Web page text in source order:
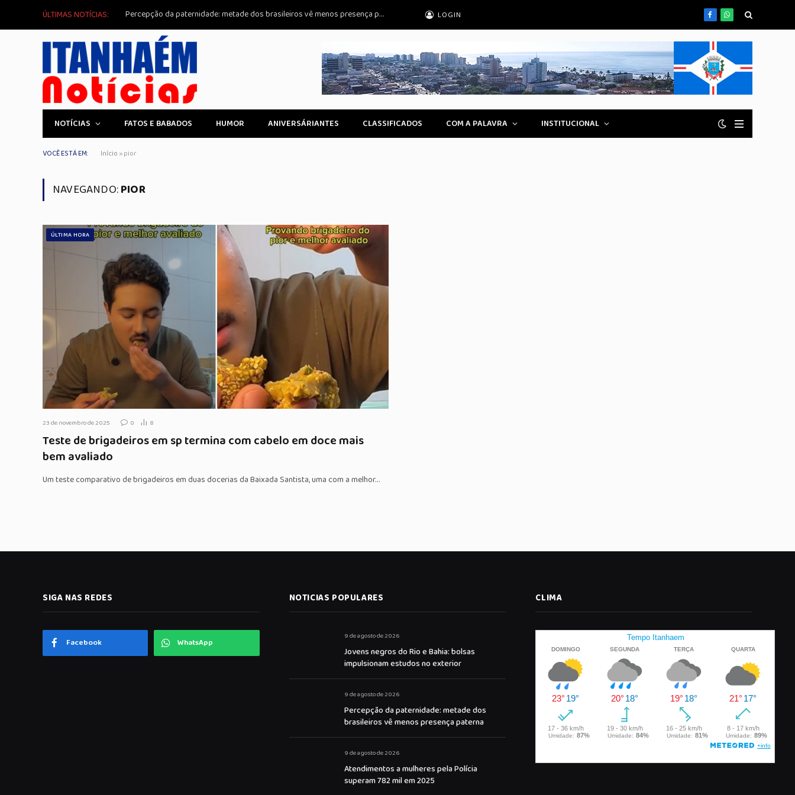
ÚLTIMAS NOTÍCIAS: Percepção da paternidade: metade dos brasileiros vê menos presença paterna LOGIN FacebookWhatsApp
NOTÍCIAS FATOS E BABADOS HUMOR ANIVERSÁRIANTES CLASSIFICADOS COM A PALAVRA INSTITUCIONAL
VOCÊ ESTÁ EM: Início »pior
NAVEGANDO:PIOR
ÚLTIMA HORA
23 de novembro de 2025 0 8
Teste de brigadeiros em sp termina com cabelo em doce mais
bem avaliado
Um teste comparativo de brigadeiros em duas docerias da Baixada Santista, uma com a melhor…
SIGA NAS REDES
Facebook WhatsApp
NOTICIAS POPULARES
9 de agosto de 2026
Jovens negros do Rio e Bahia: bolsas
impulsionam estudos no exterior
9 de agosto de 2026
Percepção da paternidade: metade dos
brasileiros vê menos presença paterna
9 de agosto de 2026
Atendimentos a mulheres pela Polícia
superam 782 mil em 2025
CLIMA